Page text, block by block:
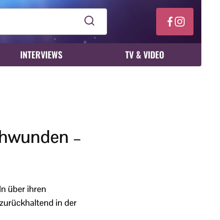
INTERVIEWS TV & VIDEO
–
über ihren
in der